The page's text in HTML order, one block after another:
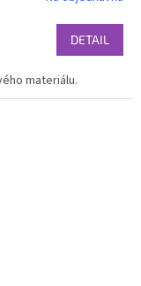
DETAIL
materiálu.